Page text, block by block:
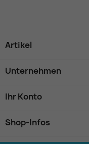
Artikel
Unternehmen
Ihr Konto
Shop-Infos